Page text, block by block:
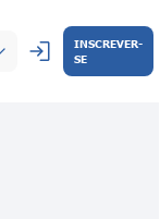
INSCREVER-
SE